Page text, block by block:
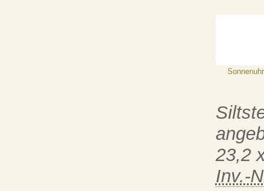
Sonnenuhr
23,2
Inv.-